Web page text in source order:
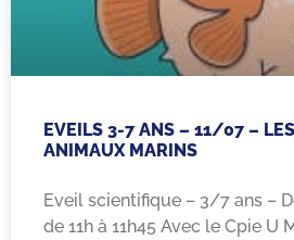
EVEILS 3-7 ANS – 11/07 –
ANIMAUX MARINS
Eveil scientifique – 3/7 ans –
de 11h à 11h45 Avec le Cpie U